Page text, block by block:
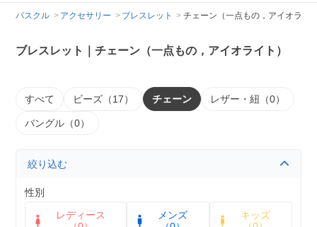
パスクル アクセサリー ブレスレット チェーン（一点もの，アイオライ
ブレスレット｜チェーン（一点もの，アイオライト）
すべて ビーズ（17） チェーン レザー・紐（0）
バングル（0）
絞り込む
性別
レディース
メンズ
キッズ